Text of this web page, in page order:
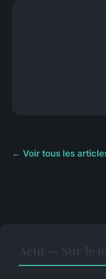
← Voir tous les